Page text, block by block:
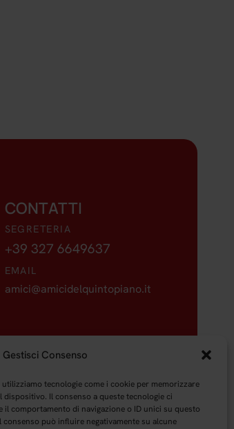
Gestisci Consenso
tecnologie come i cookie per memorizzare
Il consenso a queste tecnologie ci
il comportamento di navigazione o ID unici su questo
può influire negativamente su alcune
CONTATTI
SEGRETERIA
+39 327 6649637
EMAIL
amici@amicidelquintopiano.it
Iscriviti